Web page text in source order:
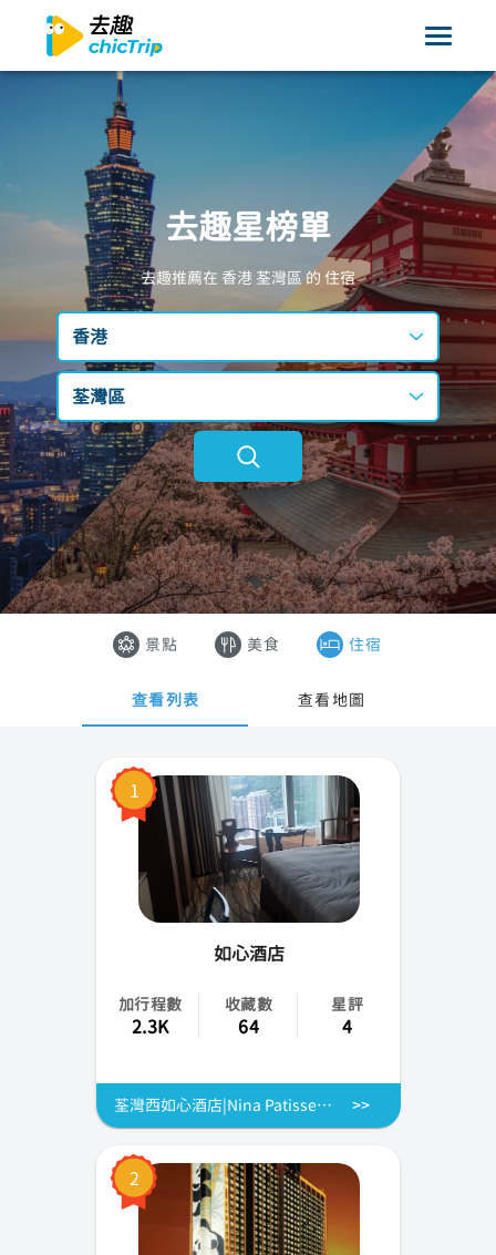
去趣星榜單
去趣推薦在 香港 荃灣區的 住宿
香港
台灣
日本
韓國
香港
澳門
荃灣區
不限區域
中西區
灣仔區
港島東
港島南
油尖旺區
九龍城區
景點 美食 住宿
查看列表 查看地圖
1
如心酒店
加行程數
2.3K
收藏數
64
星評
4
荃灣西如心酒店|Nina Patisserie蛋糕|如心蝴蝶酥/ 美點/ 馬卡龍 / 慶祝|酒店蛋糕外賣自取優惠2025
2